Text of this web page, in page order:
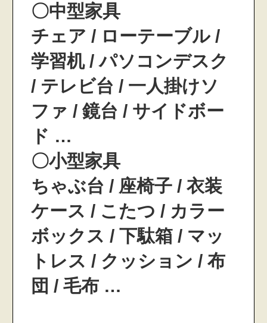
〇中型家具
チェア / ローテーブル /
学習机 / パソコンデスク
/ テレビ台 / 一人掛けソ
ファ / 鏡台 / サイドボー
ド …
〇小型家具
ちゃぶ台 / 座椅子 / 衣装
ケース / こたつ / カラー
ボックス / 下駄箱 / マッ
トレス / クッション / 布
団 / 毛布 …